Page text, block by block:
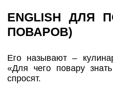
ENGLISH ДЛЯ
ПОВАРОВ)
Его называют –
«Для чего повару
спросят.